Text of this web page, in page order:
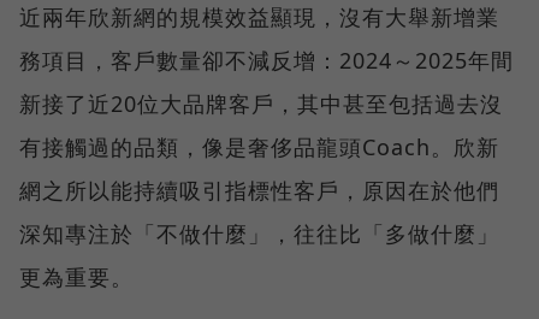
近兩年欣新網的規模效益顯現，沒有大舉新增業
務項目，客戶數量卻不減反增：2024～2025年間
新接了近20位大品牌客戶，其中甚至包括過去沒
有接觸過的品類，像是奢侈品龍頭Coach。欣新
網之所以能持續吸引指標性客戶，原因在於他們
深知專注於「不做什麼」，往往比「多做什麼」
更為重要。